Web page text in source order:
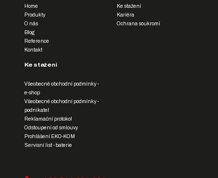
Home
Produkty
O nás
Blog
Reference
Kontakt
Ke stažení
Kariéra
Ochrana soukromí
Ke stažení
Všeobecné obchodní podmínky -
e-shop
Všeobecné obchodní podmínky -
podnikatel
Reklamační protokol
Odstoupení od smlouvy
Prohlášení EKO-KOM
Servisní list - baterie